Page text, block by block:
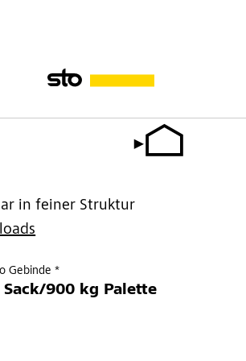
in feiner Struktur
Gebinde *
Sack/900 kg Palette